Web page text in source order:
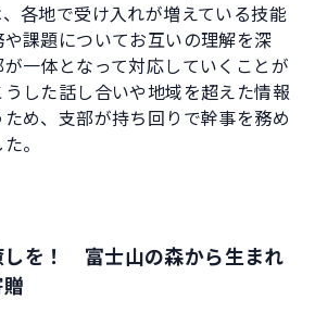
各地で受け入れが増えている技能
課題についてお互いの理解を深
一体となって対応していくことが
した話し合いや地域を超えた情報
め、支部が持ち回りで幹事を務め
。
しを！ 富士山の森から生まれ